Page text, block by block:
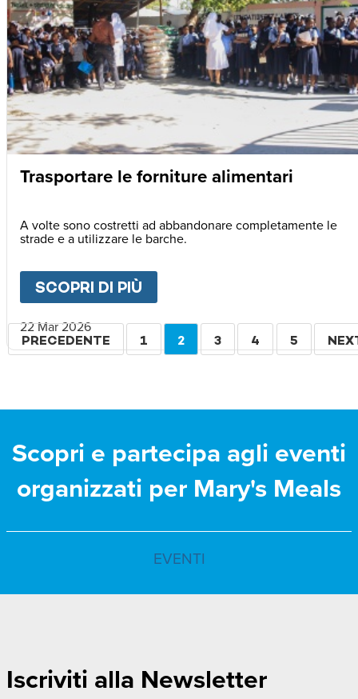
Trasportare le forniture alimentari
A volte sono costretti ad abbandonare completamente le
strade e a utilizzare le barche.
SCOPRI DI PIÙ
22 Mar 2026
Paginazione
PAGINA
PRECEDENTE PAGINA
1
PAGINA
2 PAGINA
3 PAGINA
4 PAGINA
5
Scopri e partecipa agli eventi
organizzati per Mary's Meals
EVENTI
Iscriviti alla Newsletter